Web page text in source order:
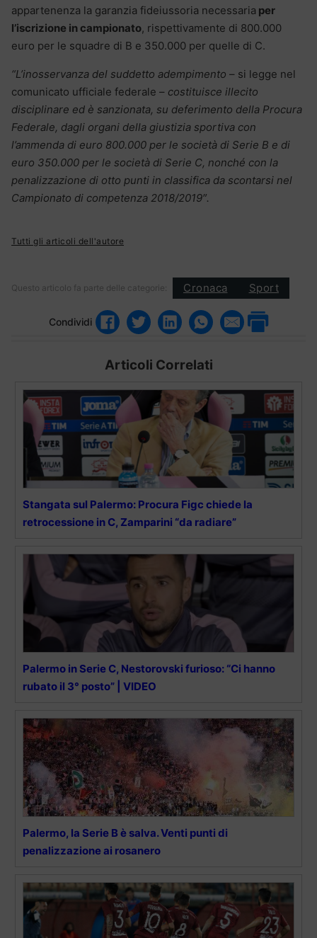
appartenenza la garanzia fideiussoria necessaria per
l’iscrizione in campionato, rispettivamente di 800.000
euro per le squadre di B e 350.000 per quelle di C.
“L’inosservanza del suddetto adempimento – si legge nel
comunicato ufficiale federale – costituisce illecito
disciplinare ed è sanzionata, su deferimento della Procura
Federale, dagli organi della giustizia sportiva con
l’ammenda di euro 800.000 per le società di Serie B e di
euro 350.000 per le società di Serie C, nonché con la
penalizzazione di otto punti in classifica da scontarsi nel
Campionato di competenza 2018/2019″.
Tutti gli articoli dell'autore
Questo articolo fa parte delle categorie: Cronaca Sport
Condividi
Articoli Correlati
Stangata sul Palermo: Procura Figc chiede la
retrocessione in C, Zamparini “da radiare”
Palermo in Serie C, Nestorovski furioso: “Ci hanno
rubato il 3° posto” | VIDEO
Palermo, la Serie B è salva. Venti punti di
penalizzazione ai rosanero